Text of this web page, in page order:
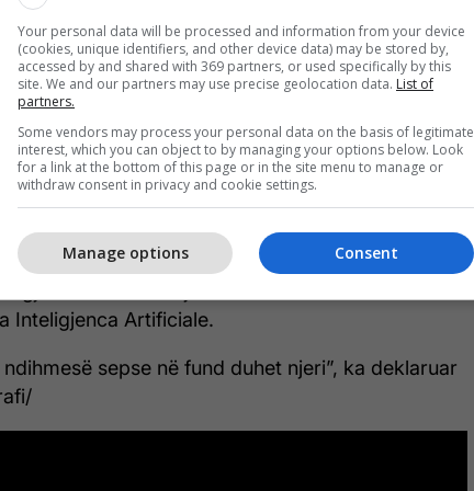
me tituj, informata, sugjerime, sondazhe etj.
e biznesit na ka ndihmuar për të zgjidhur
në kohë rekorde me rezultate të
deklaroi Lluka.
edhe teknologjinë A/B test për titujt e
shumë i rëndësishëm në lexueshmërinë e
duhet të jetë përmbajtësor”, shtoi ai.
thotë se njeriu nuk mund të
Inteligjenca Artificiale.
sepse në fund duhet njeri”, ka deklaruar
Your personal data will be processed and information from your device
(cookies, unique identifiers, and other device data) may be stored by,
accessed by and shared with 369 partners, or used specifically by this
site. We and our partners may use precise geolocation data. List of
partners.
Some vendors may process your personal data on the basis of legitimate
interest, which you can object to by managing your options below. Look
for a link at the bottom of this page or in the site menu to manage or
withdraw consent in privacy and cookie settings.
Consent
Manage options